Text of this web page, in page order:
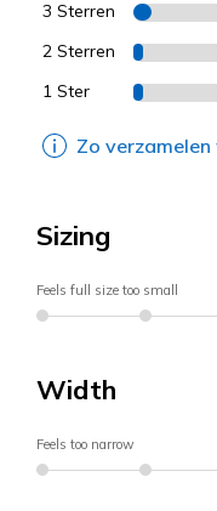
3 Sterren
2 Sterren
1 Ster
Zo
Sizing
Feels full size too small
Width
Feels too narrow